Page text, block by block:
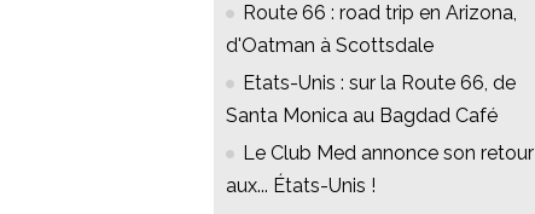
Route 66 : road trip en Arizona,
d'Oatman à Scottsdale
Etats-Unis : sur la Route 66, de
Santa Monica au Bagdad Café
Le Club Med annonce son retour
aux... États-Unis !